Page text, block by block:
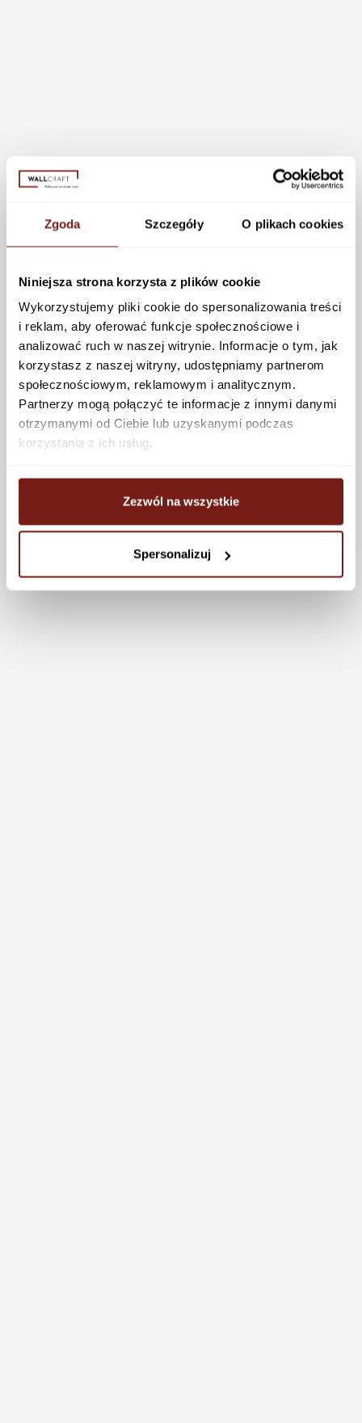
Zgoda Szczegóły O plikach cookies
Niniejsza strona korzysta z plików cookie
Wykorzystujemy pliki cookie do spersonalizowania treści
i reklam, aby oferować funkcje społecznościowe i
analizować ruch w naszej witrynie. Informacje o tym, jak
korzystasz z naszej witryny, udostępniamy partnerom
społecznościowym, reklamowym i analitycznym.
Partnerzy mogą połączyć te informacje z innymi danymi
otrzymanymi od Ciebie lub uzyskanymi podczas
korzystania z ich usług.
Zezwól na wszystkie
Spersonalizuj